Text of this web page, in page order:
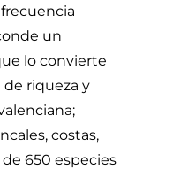
un
lo convierte
riqueza y
costas,
650 especies